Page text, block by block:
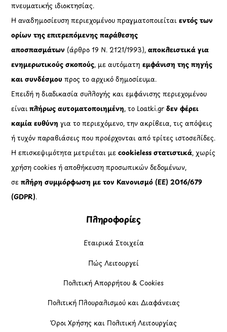
πνευματικής ιδιοκτησίας.
Η αναδημοσίευση περιεχομένου πραγματοποιείταιεντός των
ορίων της επιτρεπόμενης παράθεσης
αποσπασμάτων (άρθρο 19 Ν. 2121/1993), αποκλειστικά για
ενημερωτικούς σκοπούς, με αυτόματηεμφάνιση της πηγής
και συνδέσμου προς το αρχικό δημοσίευμα.
Επειδή η διαδικασία συλλογής και εμφάνισης περιεχομένου
είναιπλήρως αυτοματοποιημένη, το Loatki.grδεν φέρει
καμία ευθύνη για το περιεχόμενο, την ακρίβεια, τις απόψεις
ή τυχόν παραβιάσεις που προέρχονται από τρίτες ιστοσελίδες.
Η επισκεψιμότητα μετριέται μεcookieless στατιστικά, χωρίς
χρήση cookies ή αποθήκευση προσωπικών δεδομένων,
σεπλήρη συμμόρφωση με τον Κανονισμό (ΕΕ) 2016/679
(GDPR).
Πληροφορίες
Εταιρικά Στοιχεία
Πώς Λειτουργεί
Πολιτική Απορρήτου & Cookies
Πολιτική Πλουραλισμού και Διαφάνειας
Όροι Χρήσης και Πολιτική Λειτουργίας